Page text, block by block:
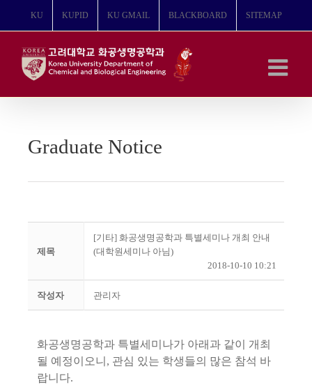
뛰
KU KUPID KU GMAIL BLACKBOARD SITEMAP
Graduate Notice
제목
[기타] 화공생명공학과 특별세미나 개최 안내
(대학원세미나 아님)
2018-10-10 10:21
작성자 관리자
화공생명공학과 특별세미나가 아래과 같이 개최
될 예정이오니, 관심 있는 학생들의 많은 참석 바
랍니다.